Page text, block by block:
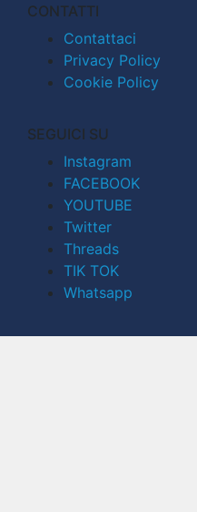
CONTATTI
Contattaci
Privacy Policy
Cookie Policy
SEGUICI SU
Instagram
FACEBOOK
YOUTUBE
Twitter
Threads
TIK TOK
Whatsapp